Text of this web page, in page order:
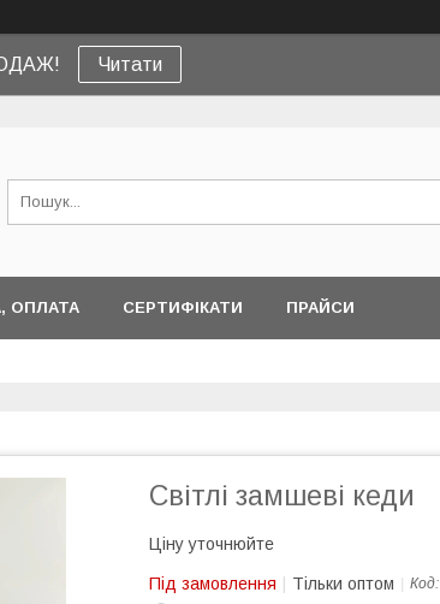
Читати
ОПЛАТА СЕРТИФІКАТИ ПРАЙСИ
Світлі замшеві кеди
Ціну уточнюйте
Під замовлення Тільки оптом Код: